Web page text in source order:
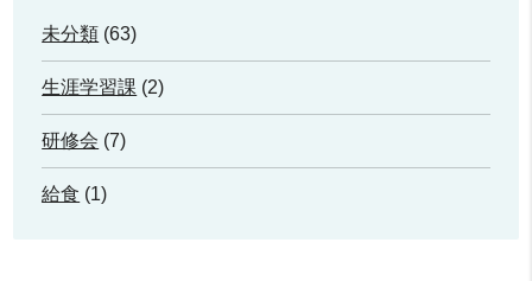
未分類 (63)
生涯学習課 (2)
研修会 (7)
給食 (1)